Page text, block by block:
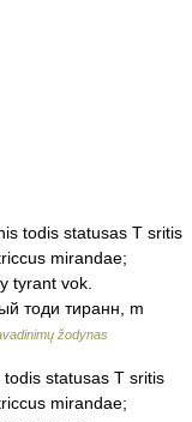
todis statusas T sritis
mirandae;
tyrant vok.
тоди тиранн, m
žodynas
statusas T sritis
mirandae;